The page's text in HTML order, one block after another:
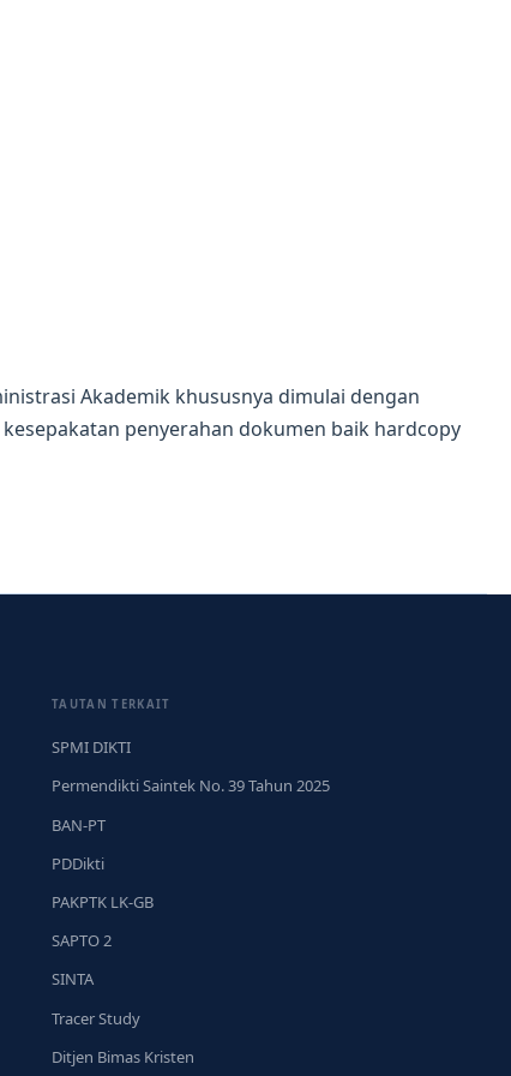
Akademik khususnya dimulai dengan
penyerahan dokumen baik hardcopy
TAUTAN TERKAIT
SPMI DIKTI
Permendikti Saintek No. 39 Tahun 2025
BAN-PT
PDDikti
PAKPTK LK-GB
SAPTO 2
SINTA
Tracer Study
Ditjen Bimas Kristen